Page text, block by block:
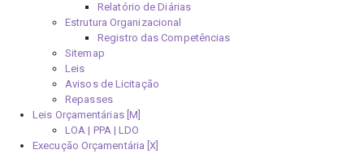
Relatório de Diárias
Estrutura Organizacional
Registro das Competências
Sitemap
Leis
Avisos de Licitação
Repasses
Leis Orçamentárias [M]
LOA | PPA | LDO
Execução Orçamentária [X]